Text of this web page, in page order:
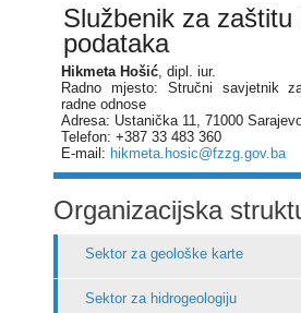
Službenik za zaštitu
podataka
Hikmeta Hošić, dipl. iur.
Radno mjesto: Stručni savjetnik
radne odnose
Adresa: Ustanička 11, 71000
Telefon: +387 33 483 360
E-mail: hikmeta.hosic@fzzg.gov.ba
Organizacijska
Sektor za geološke karte
Sektor za hidrogeologiju